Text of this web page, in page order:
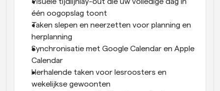
één oogopslag toont
Taken slepen en neerzetten voor planning en
herplanning
Synchronisatie met Google Calendar en Apple
Calendar
Herhalende taken voor lesroosters en
wekelijkse gewoonten